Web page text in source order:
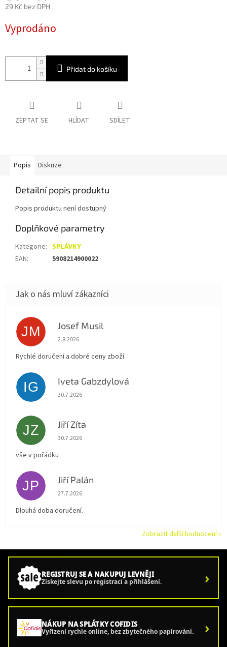
29 Kč bez DPH
cena:
Vyprodáno
Přidat do košíku
ZEPTAT SE HLÍDAT SDÍLET
Popis Diskuze
Detailní popis produktu
Popis produktu není dostupný
Doplňkové parametry
Kategorie: SPLÁVKY
EAN: 5908214900022
JM Josef Musil
Hodnocení obchodu je 5 z 5 hvězdiček.
2.8.2026
Rychlé doručení a dobré ceny zboží
IG Iveta Gabzdylová
Hodnocení obchodu je 5 z 5 hvězdiček.
30.7.2026
JZ Jiří Zíta
Hodnocení obchodu je 5 z 5 hvězdiček.
30.7.2026
vše v pořádku
JP Jiří Palán
Hodnocení obchodu je 5 z 5 hvězdiček.
27.7.2026
Dlouhá doba doručení.
Zobrazit další hodnocení
REGISTRUJ SE A NAKUPUJ LEVNĚJI
Získejte slevu po registraci a přihlášení. ›
NÁKUP NA SPLÁTKY COFIDIS
Vyřízení rychle online, bez zbytečného papírování. ›